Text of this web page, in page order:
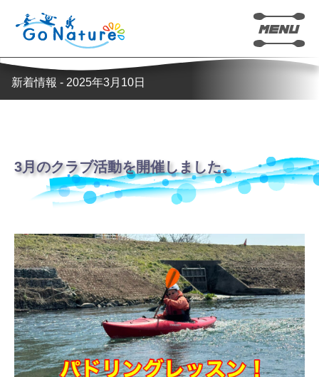
新着情報 - 2025年3月10日
3月のクラブ活動を開催しました。